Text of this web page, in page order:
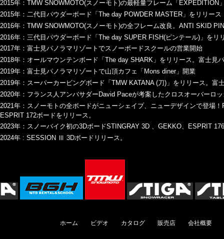
2015年：TMW SNOWMOTO(スノーモト)の最軽量フレーム「EXPEDITION
2015年：二代目パウダーボード「The day POWDER MASTER」をリリース
2016年：TMW SNOWMOTO(スノーモト)の全フレーム改良。ANTI SKID
2016年：三代目パウダーボード「The day SUPER FISH(ピンテール)」をリ
2017年：富士見パノラマリゾートでスノーボードスクールの営業開始
2018年：オールマウンテンボード「The day SHARK」をリリース。富士見
2019年：富士見パノラマリゾートで山頂カフェ「Mons diner」開業
2019年：スーパーカービングボード「TMW KATANA (刀)」をリリース。
2020年：フランス人アンバサダーDavid Paceが考案したクロスオーバーロ
2021年：スノーモトの全ボードがニューシェイプ、ニューデザインで登
ESPRIT 172ボードをリリース。
2023年：スノーバイク初の3DボードSTINGRAY 3D 、GEKKO、ESPRIT
2024年 : SESSION Ⅲ 3Dボードリリース。
ホーム ビデオ カタログ 販売店 会社概要